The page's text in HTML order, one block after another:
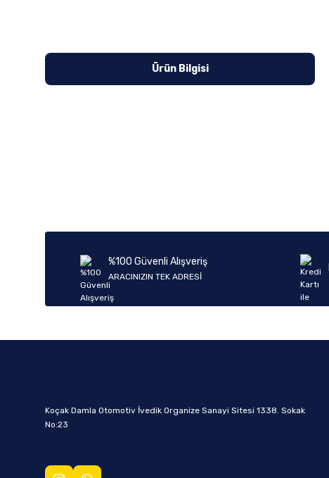
Ürün Bilgisi
%100 Güvenli Alışveriş
ARACINIZIN TEK ADRESİ
Koçak Damla Otomotiv İvedik Organize Sanayi Sitesi 1338. Sokak
No:23